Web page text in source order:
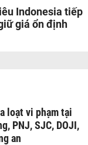
Indonesia tiếp
giá ổn định
loạt vi phạm tại
PNJ, SJC, DOJI,
an